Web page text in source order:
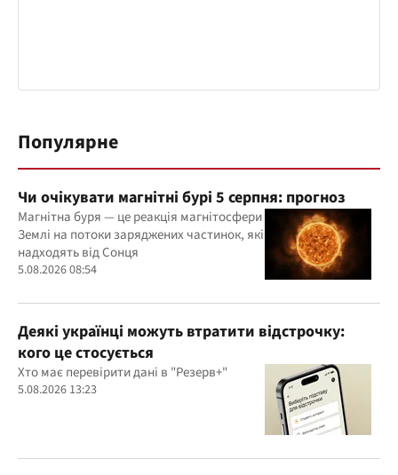
Популярне
Чи очікувати магнітні бурі 5 серпня: прогноз
Магнітна буря — це реакція магнітосфери
Землі на потоки заряджених частинок, які
надходять від Сонця
5.08.2026 08:54
Деякі українці можуть втратити відстрочку:
кого це стосується
Хто має перевірити дані в "Резерв+"
5.08.2026 13:23